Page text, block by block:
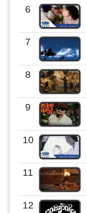
6
7
8
9
10
11
12